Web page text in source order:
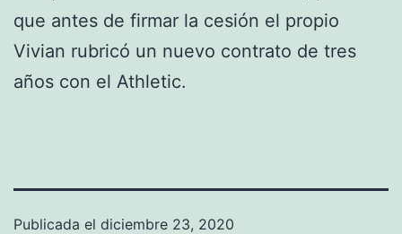
que antes de firmar la cesión el propio
Vivian rubricó un nuevo contrato de tres
años con el Athletic.
Publicada el diciembre 23, 2020